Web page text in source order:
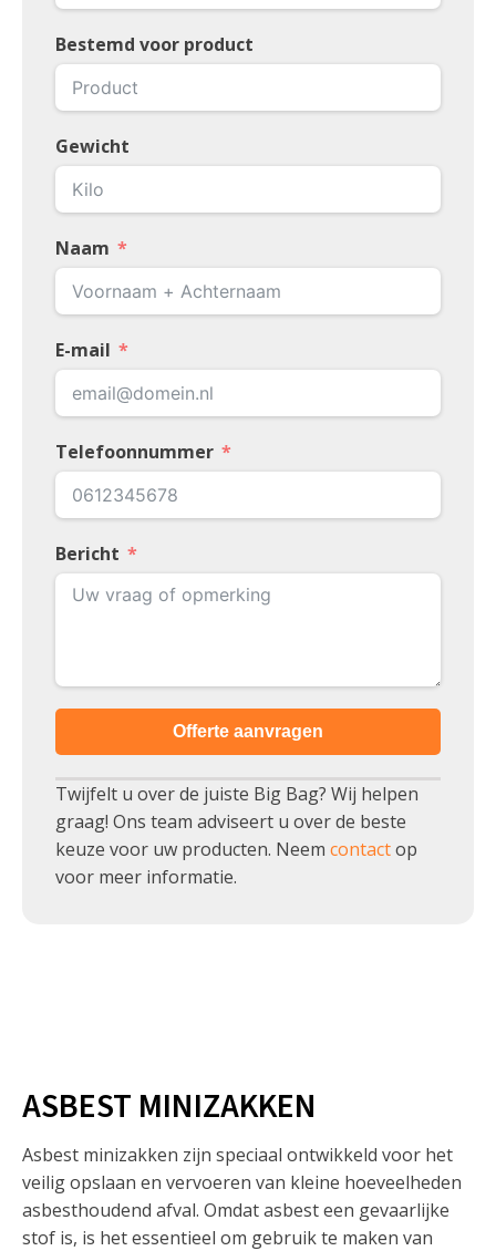
Bestemd voor product
Gewicht
Naam
E-mail
Telefoonnummer
Bericht
Offerte aanvragen
Twijfelt u over de juiste Big Bag? Wij helpen
graag! Ons team adviseert u over de beste
keuze voor uw producten. Neem contactop
voor meer informatie.
ASBEST MINIZAKKEN
Asbest minizakken zijn speciaal ontwikkeld voor het
veilig opslaan en vervoeren van kleine hoeveelheden
asbesthoudend afval. Omdat asbest een gevaarlijke
stof is, is het essentieel om gebruik te maken van